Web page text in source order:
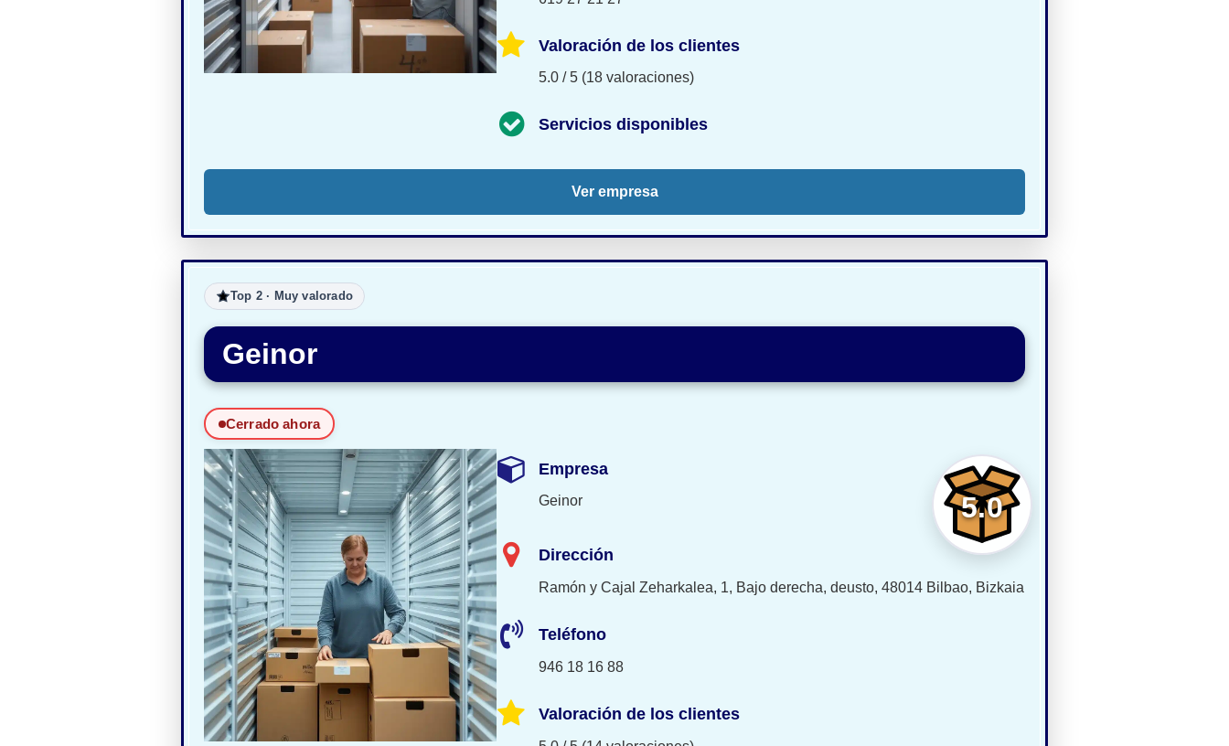
Valoración de los clientes
5.0 / 5 (18 valoraciones)
Servicios disponibles
Ver empresa
Top 2 · Muy valorado
Geinor
Cerrado ahora
5.0
Empresa
Geinor
Dirección
Ramón y Cajal Zeharkalea, 1, Bajo derecha, deusto, 48014 Bilbao, Bizkaia
Teléfono
946 18 16 88
Valoración de los clientes